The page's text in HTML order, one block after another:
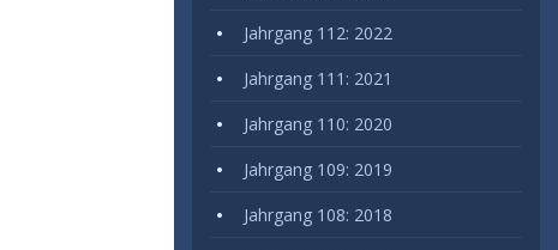
Jahrgang 112: 2022
Jahrgang 111: 2021
Jahrgang 110: 2020
Jahrgang 109: 2019
Jahrgang 108: 2018